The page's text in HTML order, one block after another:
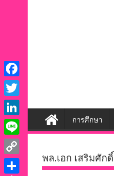
การศึกษา
พล.เอก เสริมศัก
F
a
c
e
b
o
T
w
i
t
L
i
n
k
L
i
n
C